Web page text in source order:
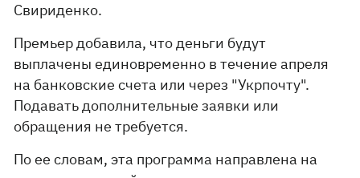
Свириденко.
Премьер добавила, что деньги будут
выплачены единовременно в течение апреля
на банковские счета или через "Укрпочту".
Подавать дополнительные заявки или
обращения не требуется.
По ее словам, эта программа направлена ​​на